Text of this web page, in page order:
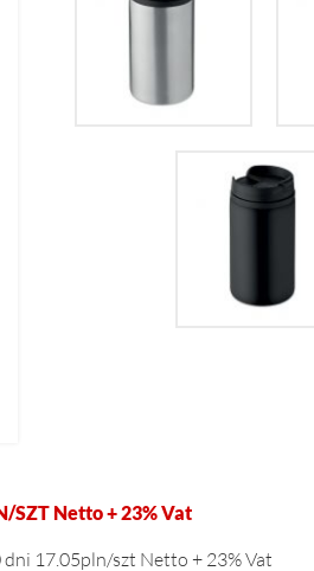
SZT Netto + 23% Vat
17.05pln/szt Netto + 23% Vat